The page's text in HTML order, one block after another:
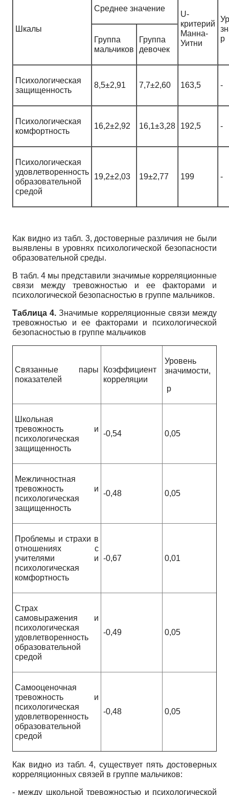
Шкалы
Среднее значение
U-
критерий
Манна-
Уитни
р
Группа
мальчиков
Группа
девочек
Психологическая
защищенность
8,5±2,91 7,7±2,60 163,5 -
Психологическая
комфортность
16,2±2,92 16,1±3,28 192,5 -
Психологическая
удовлетворенность
образовательной
средой
19,2±2,03 19±2,77 199 -
Как видно из табл. 3, достоверные различия не были
выявлены в уровнях психологической безопасности
образовательной среды.
В табл. 4 мы представили значимые корреляционные
связи между тревожностью и ее факторами и
психологической безопасностью в группе мальчиков.
Таблица 4. Значимые корреляционные связи между
тревожностью и ее факторами и психологической
безопасностью в группе мальчиков
Связанные пары
показателей
Коэффициент
корреляции
Уровень
значимости,
р
Школьная
тревожность и
психологическая
защищенность
-0,54 0,05
Межличностная
тревожность и
психологическая
защищенность
-0,48 0,05
Проблемы и страхи в
отношениях с
учителями и
психологическая
комфортность
-0,67 0,01
Страх
самовыражения и
психологическая
удовлетворенность
образовательной
средой
-0,49 0,05
Самооценочная
тревожность и
психологическая
удовлетворенность
образовательной
средой
-0,48 0,05
Как видно из табл. 4, существует пять достоверных
корреляционных связей в группе мальчиков:
- между школьной тревожностью и психологической